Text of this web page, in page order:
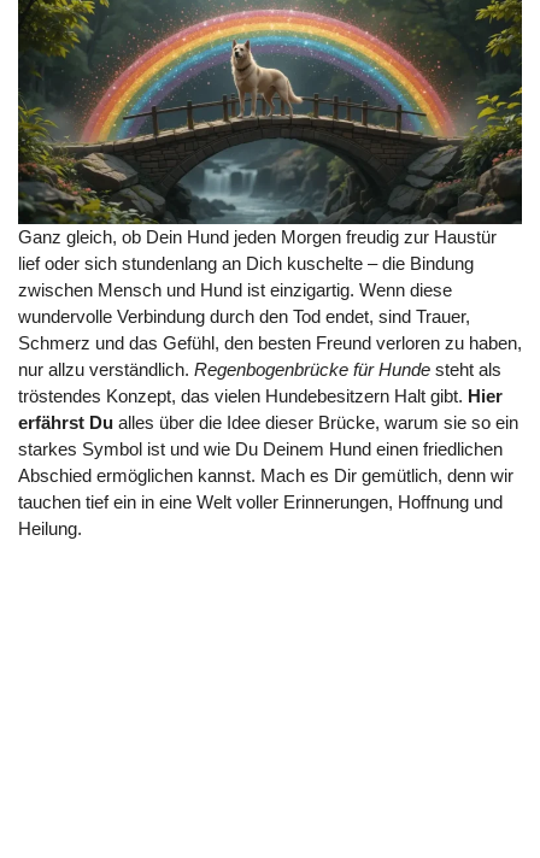
Ganz gleich, ob Dein Hund jeden Morgen freudig zur Haustür
lief oder sich stundenlang an Dich kuschelte – die Bindung
zwischen Mensch und Hund ist einzigartig. Wenn diese
wundervolle Verbindung durch den Tod endet, sind Trauer,
Schmerz und das Gefühl, den besten Freund verloren zu haben,
nur allzu verständlich. Regenbogenbrücke für Hunde steht als
tröstendes Konzept, das vielen Hundebesitzern Halt gibt. Hier
erfährst Du alles über die Idee dieser Brücke, warum sie so ein
starkes Symbol ist und wie Du Deinem Hund einen friedlichen
Abschied ermöglichen kannst. Mach es Dir gemütlich, denn wir
tauchen tief ein in eine Welt voller Erinnerungen, Hoffnung und
Heilung.